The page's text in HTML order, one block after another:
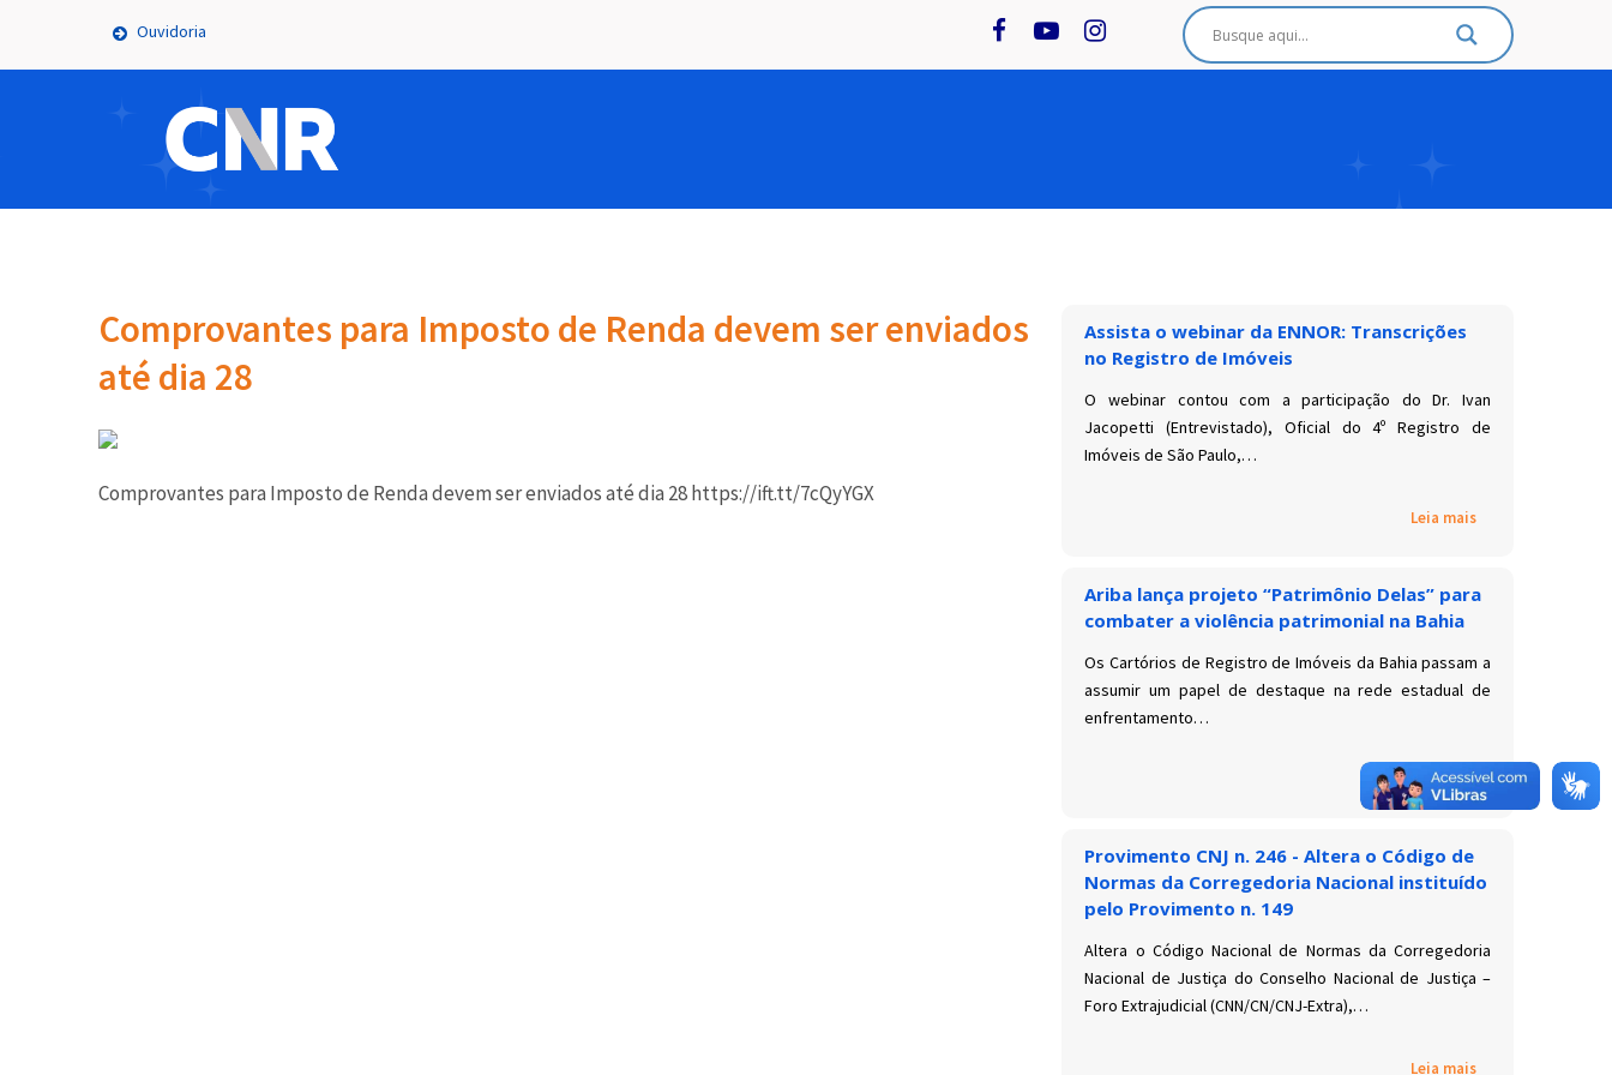
Ouvidoria
Comprovantes para Imposto de Renda devem ser enviados
até dia 28
Comprovantes para Imposto de Renda devem ser enviados até dia 28 https://ift.tt/7cQyYGX
Assista o webinar da ENNOR: Transcrições
no Registro de Imóveis
O webinar contou com a participação do Dr. Ivan
Jacopetti (Entrevistado), Oficial do 4º Registro de
Imóveis de São Paulo,…
Leia mais
Ariba lança projeto “Patrimônio Delas” para
combater a violência patrimonial na Bahia
Os Cartórios de Registro de Imóveis da Bahia passam a
assumir um papel de destaque na rede estadual de
enfrentamento…
Leia mais
Provimento CNJ n. 246 - Altera o Código de
Normas da Corregedoria Nacional instituído
pelo Provimento n. 149
Altera o Código Nacional de Normas da Corregedoria
Nacional de Justiça do Conselho Nacional de Justiça –
Foro Extrajudicial (CNN/CN/CNJ-Extra),…
Leia mais